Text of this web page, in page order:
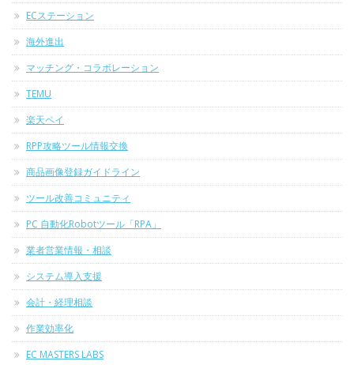
ECステーション
海外進出
マッチング・コラボレーション
TEMU
楽天ペイ
RPP攻略ツール情報交換
商品画像登録ガイドライン
ツール改善コミュニティ
PC 自動化Robotツール「RPA」
業者営業情報・相談
システム導入支援
会計・経理相談
作業効率化
EC MASTERS LABS